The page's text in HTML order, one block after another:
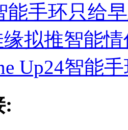
能手环只给
拟推智能
Up24智能
: